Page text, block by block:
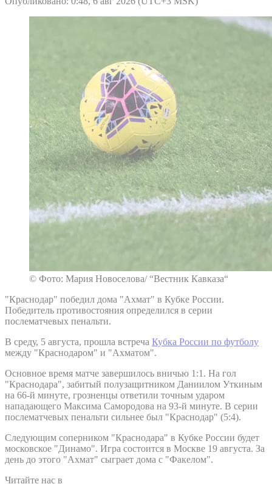
© Фото: Мария Новоселова/ “Вестник Кавказа“
"Краснодар" победил дома "Ахмат" в Кубке России.
Победитель противостояния определился в серии
послематчевых пенальти.
В среду, 5 августа, прошла встреча Кубка России по футболу
между "Краснодаром" и "Ахматом".
Основное время матче завершилось вничью 1:1. На гол
"Краснодара", забитый полузащитником Даниилом Уткиным
на 66-й минуте, грозненцы ответили точным ударом
нападающего Максима Самородова на 93-й минуте. В серии
послематчевых пенальти сильнее был "Краснодар" (5:4).
Следующим соперником "Краснодара" в Кубке России будет
московское "Динамо". Игра состоится в Москве 19 августа. За
день до этого "Ахмат" сыграет дома с "Факелом".
Читайте нас в